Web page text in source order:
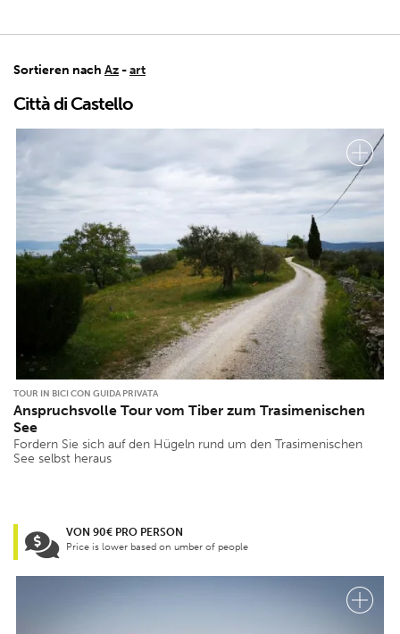
Sortieren nach Az -art
Città di Castello
TOUR IN BICI CON GUIDA PRIVATA
Anspruchsvolle Tour vom Tiber zum Trasimenischen
See
Fordern Sie sich auf den Hügeln rund um den Trasimenischen
See selbst heraus
VON 90€ PRO PERSON
Price is lower based on umber of people